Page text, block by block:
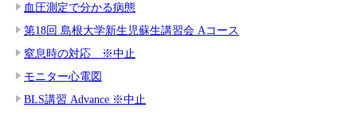
血圧測定で分かる病態
第18回 島根大学新生児蘇生講習会 Aコース
窒息時の対応 ※中止
モニター心電図
BLS講習 Advance ※中止